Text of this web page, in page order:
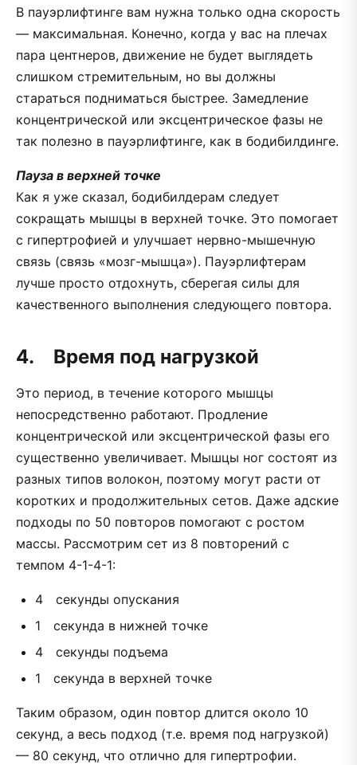
В пауэрлифтинге вам нужна только одна скорость
— максимальная. Конечно, когда у вас на плечах
пара центнеров, движение не будет выглядеть
слишком стремительным, но вы должны
стараться подниматься быстрее. Замедление
концентрической или эксцентрическое фазы не
так полезно в пауэрлифтинге, как в бодибилдинге.
Пауза в верхней точке
Как я уже сказал, бодибилдерам следует
сокращать мышцы в верхней точке. Это помогает
с гипертрофией и улучшает нервно-мышечную
связь (связь «мозг-мышца»). Пауэрлифтерам
лучше просто отдохнуть, сберегая силы для
качественного выполнения следующего повтора.
4. Время под нагрузкой
Это период, в течение которого мышцы
непосредственно работают. Продление
концентрической или эксцентрической фазы его
существенно увеличивает. Мышцы ног состоят из
разных типов волокон, поэтому могут расти от
коротких и продолжительных сетов. Даже адские
подходы по 50 повторов помогают с ростом
массы. Рассмотрим сет из 8 повторений с
темпом 4-1-4-1:
4 секунды опускания
1 секунда в нижней точке
4 секунды подъема
1 секунда в верхней точке
Таким образом, один повтор длится около 10
секунд, а весь подход (т.е. время под нагрузкой)
— 80 секунд, что отлично для гипертрофии.